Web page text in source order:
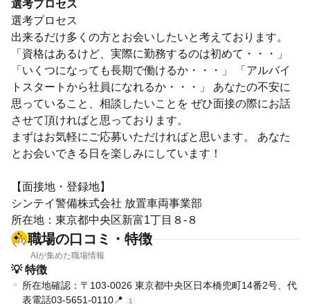
選考プロセス
選考プロセス
出来るだけ多くの方とお会いしたいと考えております。
「資格はあるけど、実際に勤務するのは初めて・・・」
「いくつになっても長期で働けるか・・・」 「アルバイ
トスタートから社員になれるか・・・」 あなたの不安に
思っていること、相談したいことを ぜひ面接の際にお話
させて頂ければと思っております。
まずはお気軽にご応募いただければと思います。 あなた
とお会いできる日を楽しみにしています！
【面接地・登録地】
シンテイ警備株式会社 放置車両事業部
所在地：東京都中央区新富1丁目８-８
職場の口コミ・特徴
AIが集めた職場情報
💡 特徴
所在地確認：〒103-0026 東京都中央区日本橋兜町14番2号、代
表電話03-5651-0110📍
1